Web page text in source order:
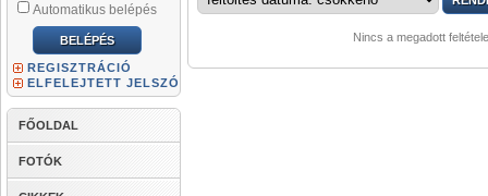
Automatikus belépés
REGISZTRÁCIÓ
ELFELEJTETT JELSZÓ
FŐOLDAL
FOTÓK
Nincs a megadott